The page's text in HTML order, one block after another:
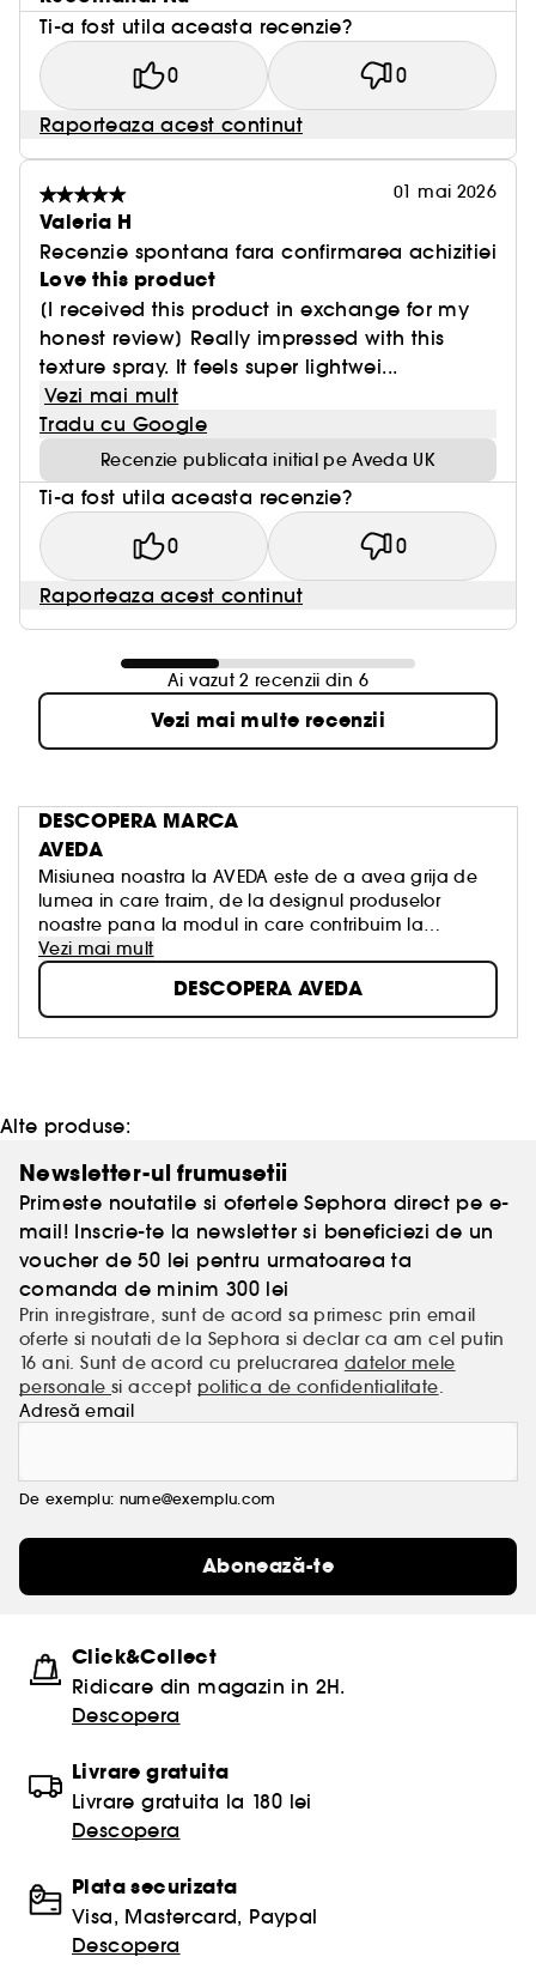
Ti-a fost utila aceasta recenzie?
0 0
Raporteaza acest continut
01 mai 2026
Valeria H
Recenzie spontana fara confirmarea achizitiei
Love this product
[I received this product in exchange for my
honest review] Really impressed with this
texture spray. It feels super lightwei...
Vezi mai mult
Tradu cu Google
Recenzie publicata initial pe Aveda UK
Ti-a fost utila aceasta recenzie?
0 0
Raporteaza acest continut
Ai vazut 2 recenzii din 6
Vezi mai multe recenzii
DESCOPERA MARCA
AVEDA
Misiunea noastra la AVEDA este de a avea grija de
lumea in care traim, de la designul produselor
noastre pana la modul in care contribuim la
societate.
Vezi mai mult
DESCOPERA AVEDA
Alte produse:
Newsletter-ul frumusetii
Primeste noutatile si ofertele Sephora direct pe e-
mail! Inscrie-te la newsletter si beneficiezi de un
voucher de 50 lei pentru urmatoarea ta
comanda de minim 300 lei
Prin inregistrare, sunt de acord sa primesc prin email
oferte si noutati de la Sephora si declar ca am cel putin
16 ani. Sunt de acord cu prelucrarea datelor mele
personalesi accept politica de confidentialitate.
Adresă email
De exemplu: nume@exemplu.com
Abonează-te
Click&Collect
Ridicare din magazin in 2H.
Descopera
Livrare gratuita
Livrare gratuita la 180 lei
Descopera
Plata securizata
Visa, Mastercard, Paypal
Descopera